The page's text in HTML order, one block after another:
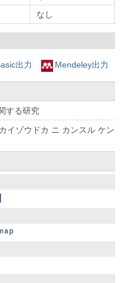
なし
出力 Mendeley出力
する研究
イゾウドカ ニ カンスル ケン